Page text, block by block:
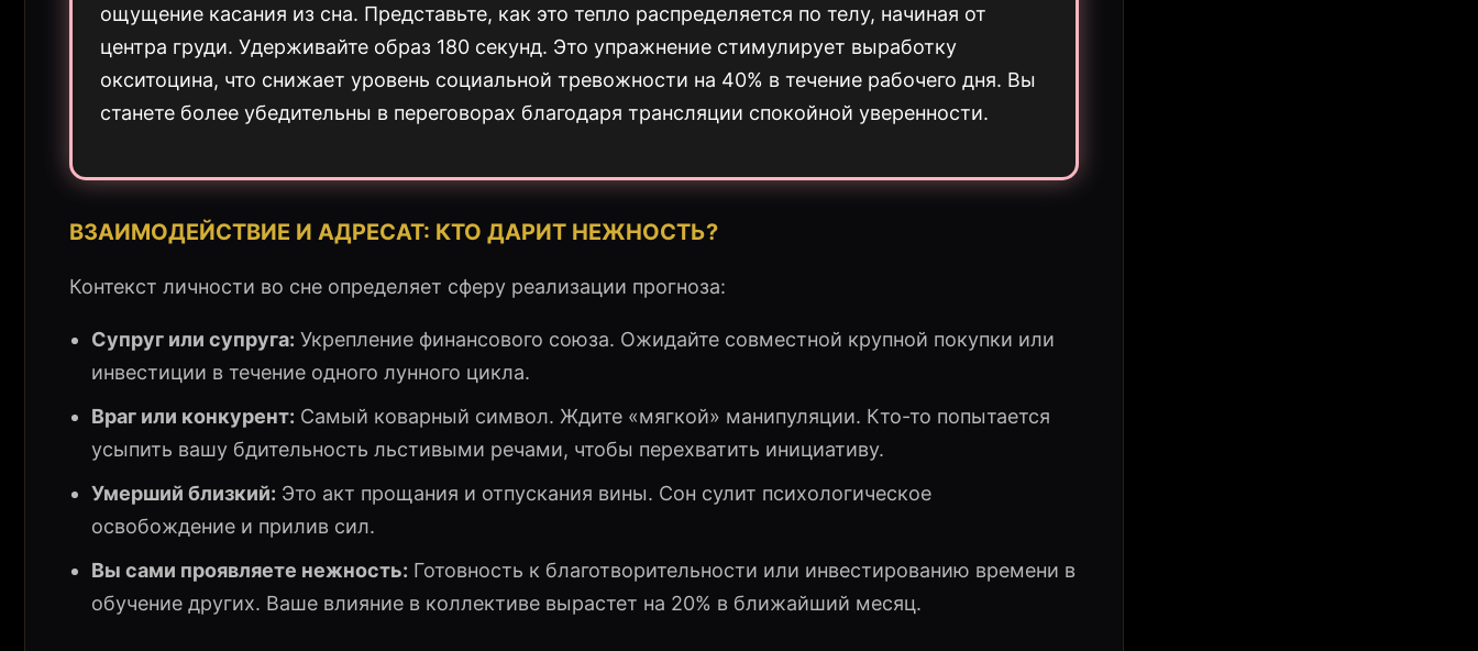
ощущение касания из сна. Представьте, как это тепло распределяется по телу, начиная от
центра груди. Удерживайте образ 180 секунд. Это упражнение стимулирует выработку
окситоцина, что снижает уровень социальной тревожности на 40% в течение рабочего дня. Вы
станете более убедительны в переговорах благодаря трансляции спокойной уверенности.
ВЗАИМОДЕЙСТВИЕ И АДРЕСАТ: КТО ДАРИТ НЕЖНОСТЬ?
Контекст личности во сне определяет сферу реализации прогноза:
Супруг или супруга: Укрепление финансового союза. Ожидайте совместной крупной покупки или
инвестиции в течение одного лунного цикла.
Враг или конкурент: Самый коварный символ. Ждите «мягкой» манипуляции. Кто-то попытается
усыпить вашу бдительность льстивыми речами, чтобы перехватить инициативу.
Умерший близкий: Это акт прощания и отпускания вины. Сон сулит психологическое
освобождение и прилив сил.
Вы сами проявляете нежность: Готовность к благотворительности или инвестированию времени в
обучение других. Ваше влияние в коллективе вырастет на 20% в ближайший месяц.